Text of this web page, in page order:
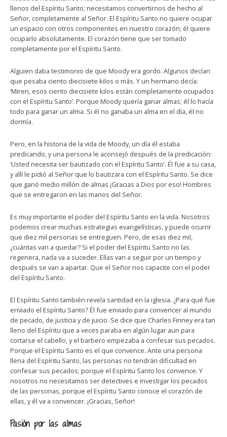
llenos del Espíritu Santo; necesitamos convertirnos de hecho al
Señor, completamente al Señor. El Espíritu Santo no quiere ocupar
un espacio con otros componentes en nuestro corazón; él quiere
ocuparlo absolutamente. El corazón tiene que ser tomado
completamente por el Espíritu Santo.
Alguien daba testimonio de que Moody era gordo. Algunos decían
que pesaba ciento diecisiete kilos o más. Y un hermano decía:
‘Miren, esos ciento diecisiete kilos están completamente ocupados
con el Espíritu Santo’. Porque Moody quería ganar almas; él lo hacía
todo para ganar un alma. Si él no ganaba un alma en el día, él no
dormía.
Pero, en la historia de la vida de Moody, un día él estaba
predicando, y una persona le aconsejó después de la predicación:
‘Usted necesita ser bautizado con el Espíritu Santo’. Él fue a su casa,
y allí le pidió al Señor que lo bautizara con el Espíritu Santo. Se dice
que ganó medio millón de almas ¡Gracias a Dios por eso! Hombres
que se entregaron en las manos del Señor.
Es muy importante el poder del Espíritu Santo en la vida. Nosotros
podemos crear muchas estrategias evangelísticas, y puede ocurrir
que diez mil personas se entreguen. Pero, de esas diez mil,
¿cuántas van a quedar? Si el poder del Espíritu Santo no las
regenera, nada va a suceder. Ellas van a seguir por un tiempo y
después se van a apartar. Que el Señor nos capacite con el poder
del Espíritu Santo.
El Espíritu Santo también revela santidad en la iglesia. ¿Para qué fue
enviado el Espíritu Santo? Él fue enviado para convencer al mundo
de pecado, de justicia y de juicio. Se dice que Charles Finney era tan
lleno del Espíritu que a veces paraba en algún lugar aun para
cortarse el cabello, y el barbero empezaba a confesar sus pecados.
Porque el Espíritu Santo es el que convence. Ante una persona
llena del Espíritu Santo, las personas no tendrán dificultad en
confesar sus pecados; porque el Espíritu Santo los convence. Y
nosotros no necesitamos ser detectives e investigar los pecados
de las personas, porque el Espíritu Santo conoce el corazón de
ellas, y él va a convencer. ¡Gracias, Señor!
Pasión por las almas